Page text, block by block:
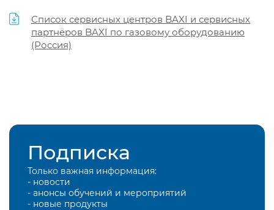
Список сервисных центров BAXI и сервисных
партнёров BAXI по газовому оборудованию
(Россия)
Подписка
Только важная информация:
- новости
- анонсы обучений и мероприятий
- новые продукты